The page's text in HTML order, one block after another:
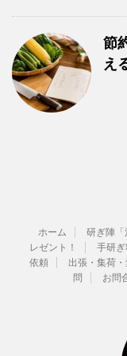
節
え
ホーム 研ぎ陣「
レゼント！
手研ぎ
依頼
出張・集荷
問
お問